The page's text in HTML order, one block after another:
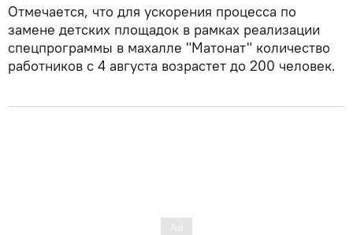
Отмечается, что для ускорения процесса по
замене детских площадок в рамках реализации
спецпрограммы в махалле "Матонат" количество
работников с 4 августа возрастет до 200 человек.